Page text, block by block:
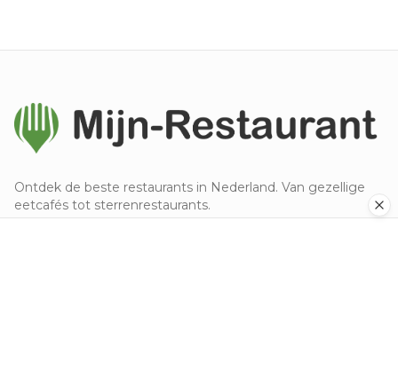
Ontdek de beste restaurants in Nederland. Van gezellige
eetcafés tot sterrenrestaurants.